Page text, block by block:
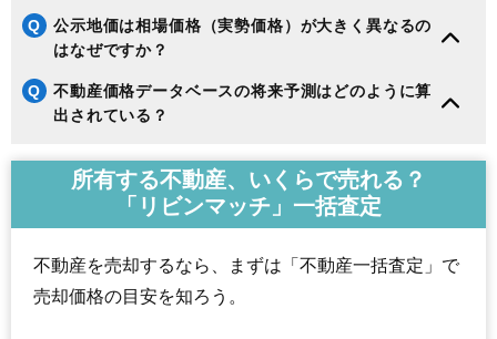
Q
公示地価は相場価格（実勢価格）が大きく異なるの
はなぜですか？
Q
不動産価格データベースの将来予測はどのように算
出されている？
所有する不動産、いくらで売れる？
「リビンマッチ」一括査定
不動産を売却するなら、まずは「不動産一括査定」で
売却価格の目安を知ろう。